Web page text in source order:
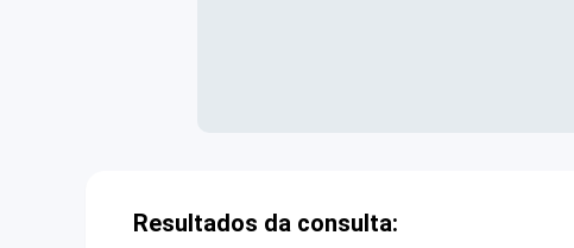
Resultados da consulta: